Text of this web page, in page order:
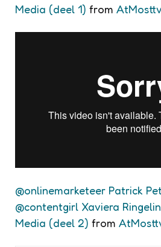
Media (deel 1) from AtMosttv
@onlinemarketeer Patrick
@contentgirl Xaviera
Media (deel 2) from